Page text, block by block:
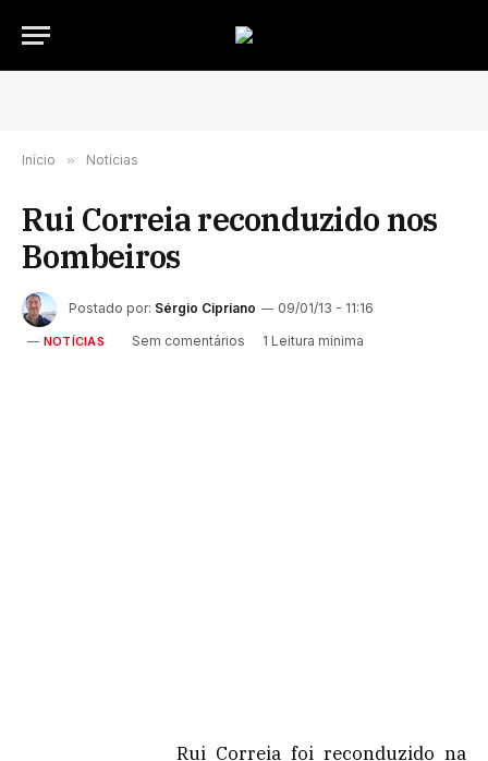
Início » Notícias
Rui Correia reconduzido nos
Bombeiros
Postado por: Sérgio Cipriano 09/01/13 - 11:16
NOTÍCIAS Sem comentários 1 Leitura mínima
Rui Correia foi reconduzido na